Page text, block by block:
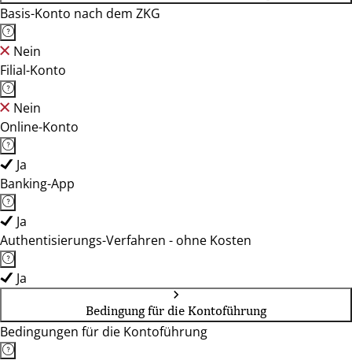
Basis-Konto nach dem ZKG
Nein
Filial-Konto
Nein
Online-Konto
Ja
Banking-App
Ja
Authentisierungs-Verfahren - ohne Kosten
Ja
Bedingung für die Kontoführung
Bedingungen für die Kontoführung